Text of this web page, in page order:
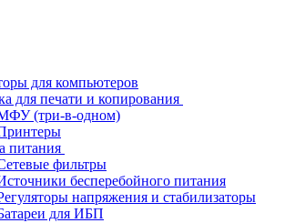
для компьютеров
для печати и копирования
(три-в-одном)
питания
фильтры
бесперебойного питания
напряжения и стабилизаторы
для ИБП